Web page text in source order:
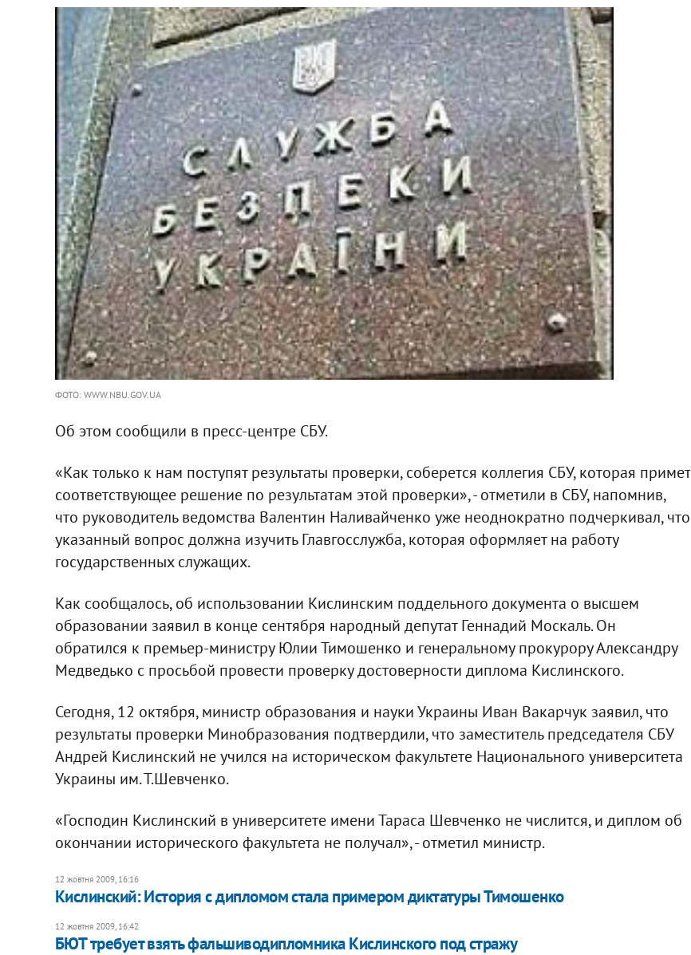
ФОТО: WWW.NBU.GOV.UA
Об этом сообщили в пресс-центре СБУ.
«Как только к нам поступят результаты проверки, соберется коллегия СБУ, которая примет
соответствующее решение по результатам этой проверки», - отметили в СБУ, напомнив,
что руководитель ведомства Валентин Наливайченко уже неоднократно подчеркивал, что
указанный вопрос должна изучить Главгосслужба, которая оформляет на работу
государственных служащих.
Как сообщалось, об использовании Кислинским поддельного документа о высшем
образовании заявил в конце сентября народный депутат Геннадий Москаль. Он
обратился к премьер-министру Юлии Тимошенко и генеральному прокурору Александру
Медведько с просьбой провести проверку достоверности диплома Кислинского.
Сегодня, 12 октября, министр образования и науки Украины Иван Вакарчук заявил, что
результаты проверки Минобразования подтвердили, что заместитель председателя СБУ
Андрей Кислинский не учился на историческом факультете Национального университета
Украины им. Т.Шевченко.
«Господин Кислинский в университете имени Тараса Шевченко не числится, и диплом об
окончании исторического факультета не получал», - отметил министр.
12 жовтня 2009, 16:16
Кислинский: История с дипломом стала примером диктатуры Тимошенко
12 жовтня 2009, 16:42
БЮТ требует взять фальшиводипломника Кислинского под стражу